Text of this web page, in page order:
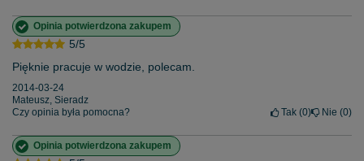
5/5
Opinia potwierdzona zakupem
Pięknie pracuje w wodzie, polecam.
2014-03-24
Mateusz, Sieradz
Czy opinia była pomocna?
Tak 0 Nie 0
Opinia potwierdzona zakupem